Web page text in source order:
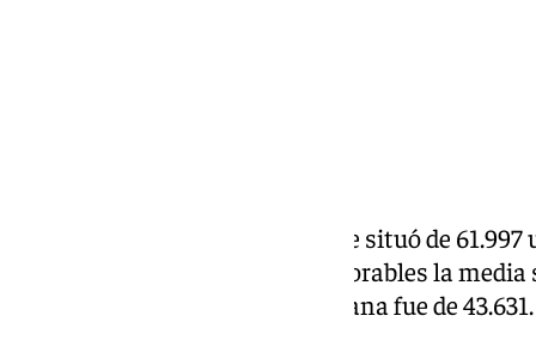
El promedio de viajeros anual se situó de
55.970 de 2023. En jornadas laborables la
día, mientras que en fin de semana fue de